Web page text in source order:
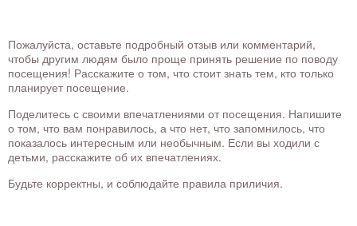
Пожалуйста, оставьте подробный отзыв или комментарий,
чтобы другим людям было проще принять решение по поводу
посещения! Расскажите о том, что стоит знать тем, кто только
планирует посещение.
Поделитесь с своими впечатлениями от посещения. Напишите
о том, что вам понравилось, а что нет, что запомнилось, что
показалось интересным или необычным. Если вы ходили с
детьми, расскажите об их впечатлениях.
Будьте корректны, и соблюдайте правила приличия.